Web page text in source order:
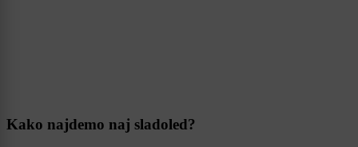
Kako najdemo naj sladoled?